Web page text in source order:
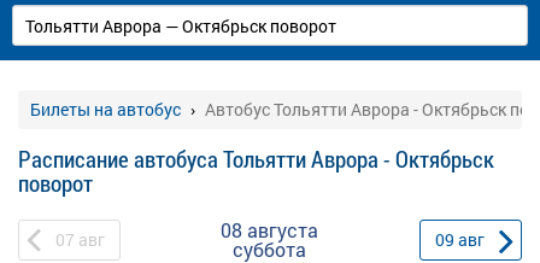
Билеты на автобус Автобус Тольятти Аврора - Октябрьск
Расписание автобуса Тольятти Аврора - Октябрьск
поворот
07 авг 08 августа
суббота 09 авг